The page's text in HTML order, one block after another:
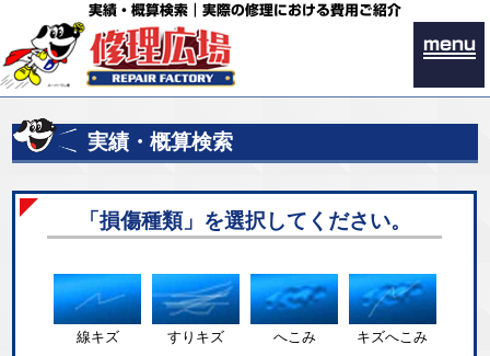
実績・概算検索｜実際の修理における費用ご紹介
menu
実績・概算検索
「損傷種類」を選択してください。
線キズ すりキズ へこみ キズへこみ